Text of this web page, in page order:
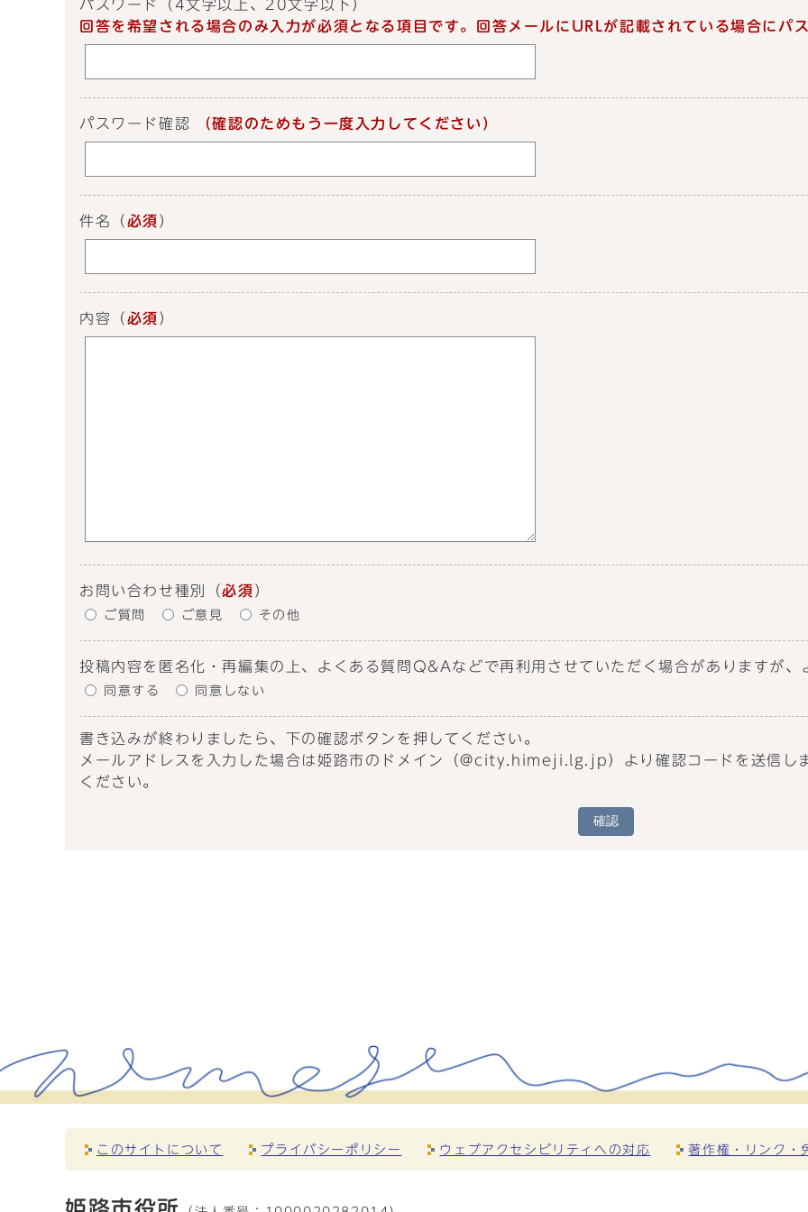
パスワード
（4文字以上、20文字以下）
回答を希望される場合のみ入力が必須となる項目です。回答メールにURLが記載されている場合にパ
パスワード確認 （確認のためもう一度入力してください）
件名 （ 必須 ）
内容 （ 必須 ）
お問い合わせ種別 （必須 ）
ご質問 ご意見 その他
投稿内容を匿名化・再編集の上、よくある質問Q&Aなどで再利用させていただく場合がありますが、
同意する 同意しない
書き込みが終わりましたら、下の確認ボタンを押してください。
メールアドレスを入力した場合は姫路市のドメイン（@city.himeji.lg.jp）より確認コードを送信し
ください。
確認
このサイトについて プライバシーポリシー ウェブアクセシビリティへの対応 著作権・リンク・